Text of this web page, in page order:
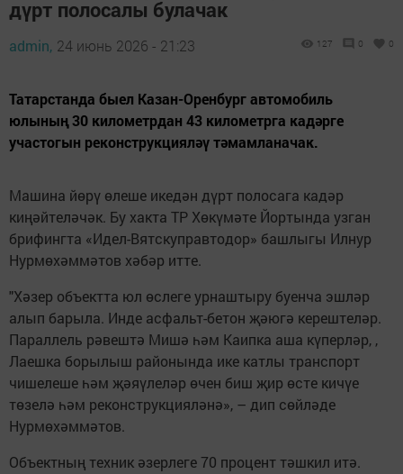
дүрт полосалы булачак
admin, 24 июнь 2026 - 21:23 127 0 0
Татарстанда быел Казан-Оренбург автомобиль
юлының 30 километрдан 43 километрга кадәрге
участогын реконструкцияләү тәмамланачак.
Машина йөрү өлеше икедән дүрт полосага кадәр
киңәйтеләчәк. Бу хакта ТР Хөкүмәте Йортында узган
брифингта «Идел-Вятскуправтодор» башлыгы Илнур
Нурмөхәммәтов хәбәр итте.
"Хәзер объектта юл өслеге урнаштыру буенча эшләр
алып барыла. Инде асфальт-бетон җәюгә керештеләр.
Параллель рәвештә Мишә һәм Каипка аша күперләр, ,
Лаешка борылыш районында ике катлы транспорт
чишелеше һәм җәяүлеләр өчен биш җир өсте кичүе
төзелә һәм реконструкцияләнә», – дип сөйләде
Нурмөхәммәтов.
Объектның техник әзерлеге 70 процент тәшкил итә.